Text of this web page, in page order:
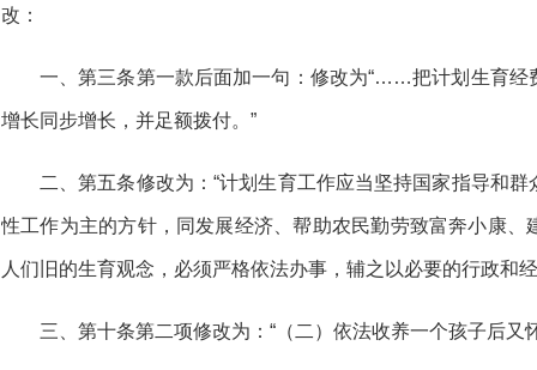
改：
一、第三条第一款后面加一句：修改为“……把计划生育经
增长同步增长，并足额拨付。”
二、第五条修改为：“计划生育工作应当坚持国家指导和
性工作为主的方针，同发展经济、帮助农民勤劳致富奔小康
人们旧的生育观念，必须严格依法办事，辅之以必要的行政和
三、第十条第二项修改为：“（二）依法收养一个孩子后又